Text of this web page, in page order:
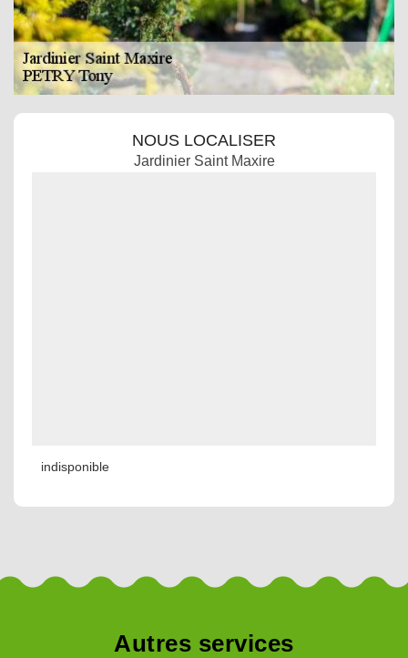
NOUS LOCALISER
Jardinier Saint Maxire
indisponible
Autres services